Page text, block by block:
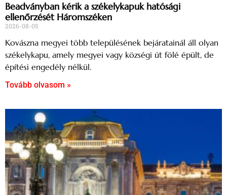
Beadványban kérik a székelykapuk hatósági
ellenőrzését Háromszéken
2026-08-05
Kovászna megyei több településének bejáratainál áll olyan
székelykapu, amely megyei vagy községi út fölé épült, de
építési engedély nélkül.
Tovább olvasom »